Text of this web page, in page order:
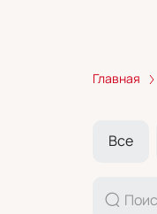
Главная
Все